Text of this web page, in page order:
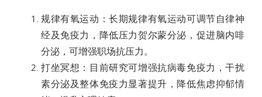
规律有氧运动 ：长期规律有氧运动可调节自律神
经及免疫力，降低压力贺尔蒙分泌，促进脑内啡
分泌，可增强职场抗压力。
打坐冥想 ：
目前研究可增强抗病毒免疫力，干扰
素分泌及整体免疫力显著提升，降低焦虑抑郁情